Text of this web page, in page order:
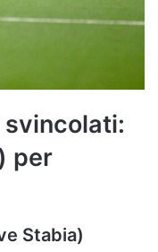
svincolati:
per
Stabia)